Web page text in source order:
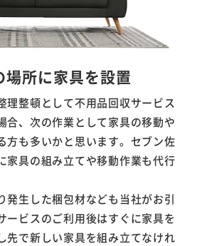
場所に家具を設置
理整頓として不用品回収サービス
合、次の作業として家具の移動や
方も多いかと思います。セブン佐
家具の組み立てや移動作業も代行
発生した梱包材なども当社がお引
ービスのご利用後はすぐに家具を
先で新しい家具を組み立てなけれ